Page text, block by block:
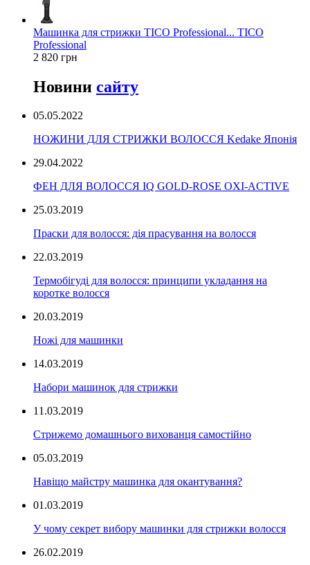
Машинка для стрижки TICO Professional... TICO
Professional
2 820 грн
Новини сайту
05.05.2022
НОЖИНИ ДЛЯ СТРИЖКИ ВОЛОССЯ Kedake Японія
29.04.2022
ФЕН ДЛЯ ВОЛОССЯ IQ GOLD-ROSE OXI-ACTIVE
25.03.2019
Праски для волосся: дія прасування на волосся
22.03.2019
Термобігуді для волосся: принципи укладання на
коротке волосся
20.03.2019
Ножі для машинки
14.03.2019
Набори машинок для стрижки
11.03.2019
Стрижемо домашнього вихованця самостійно
05.03.2019
Навіщо майстру машинка для окантування?
01.03.2019
У чому секрет вибору машинки для стрижки волосся
26.02.2019